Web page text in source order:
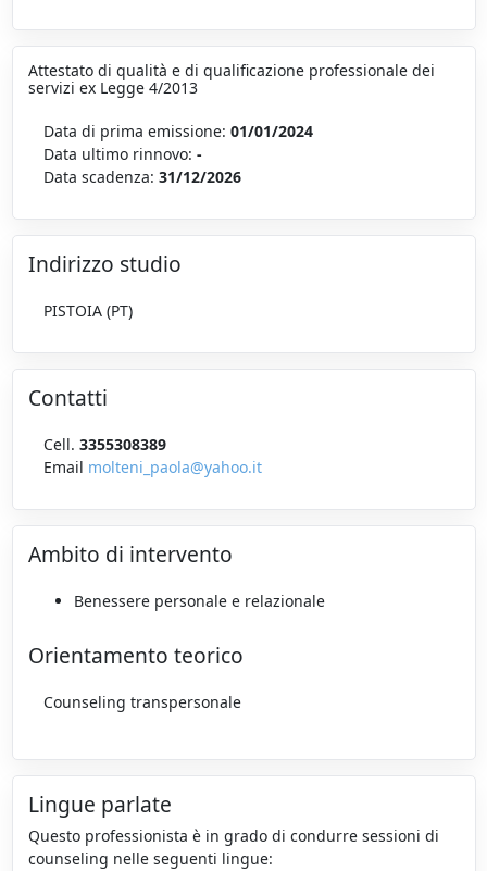
Attestato di qualità e di qualificazione professionale dei
servizi ex Legge 4/2013
Data di prima emissione: 01/01/2024
Data ultimo rinnovo: -
Data scadenza: 31/12/2026
Indirizzo studio
PISTOIA (PT)
Contatti
Cell. 3355308389
Email molteni_paola@yahoo.it
Ambito di intervento
Benessere personale e relazionale
Orientamento teorico
Counseling transpersonale
Lingue parlate
Questo professionista è in grado di condurre sessioni di
counseling nelle seguenti lingue: